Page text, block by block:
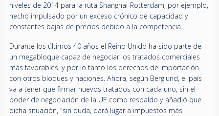
niveles de 2014 para la ruta Shanghai-Rotterdam, por ejemplo,
hecho impulsado por un exceso crónico de capacidad y
constantes bajas de precios debido a la competencia.
Durante los últimos 40 años el Reino Unido ha sido parte de
un megabloque capaz de negociar los tratados comerciales
más favorables, y por lo tanto los derechos de importación
con otros bloques y naciones. Ahora, según Berglund, el país
va a tener que firmar nuevos tratados con cada uno, sin el
poder de negociación de la UE como respaldo y añadió que
dicha situación, "sin duda, dará lugar a impuestos más